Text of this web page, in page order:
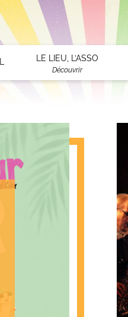
LE LIEU, L’ASSO
Découvrir